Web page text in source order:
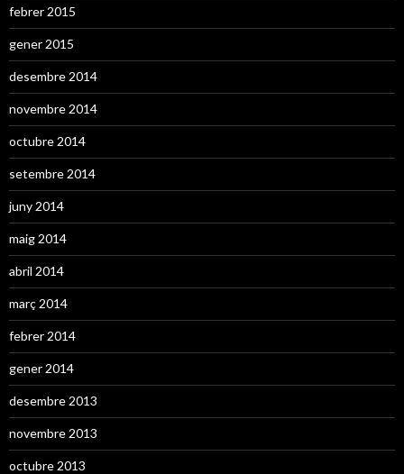
febrer 2015
gener 2015
desembre 2014
novembre 2014
octubre 2014
setembre 2014
juny 2014
maig 2014
abril 2014
març 2014
febrer 2014
gener 2014
desembre 2013
novembre 2013
octubre 2013